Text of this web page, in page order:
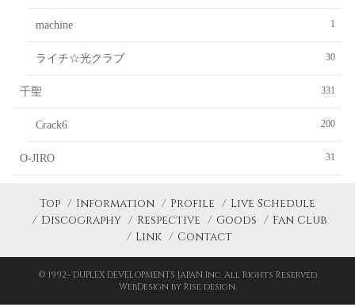
ジ
送
り
machine 1
ライチ☆光クラブ 30
千聖 331
Crack6 200
O-JIRO 31
Top Information Profile
Live Schedule
Discography
Respective Goods
Fan Club
Link
Contact
© 1992~ DUPLEX DEVELOPMENTS JAPAN Inc. All Rights Reserved.
WebDesign by Rise design.